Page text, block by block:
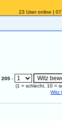
23 User online |
205 -
(1 = schlecht, 10 =
Witz